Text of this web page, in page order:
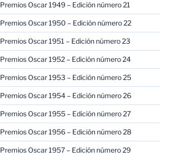
Premios Oscar 1949 – Edición número 21
Premios Oscar 1950 – Edición número 22
Premios Oscar 1951 – Edición número 23
Premios Oscar 1952 – Edición número 24
Premios Oscar 1953 – Edición número 25
Premios Oscar 1954 – Edición número 26
Premios Oscar 1955 – Edición número 27
Premios Oscar 1956 – Edición número 28
Premios Oscar 1957 – Edición número 29